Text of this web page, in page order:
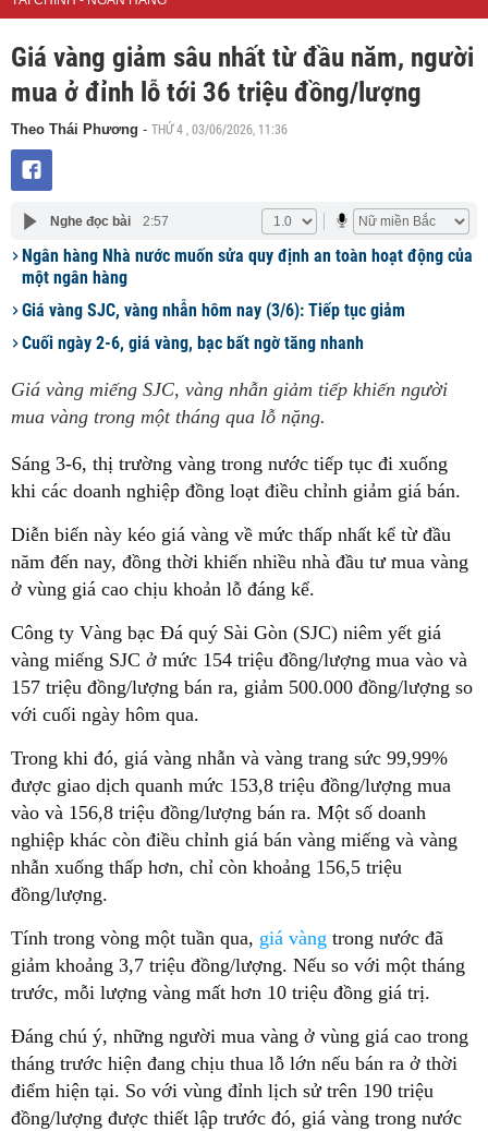
Giá vàng giảm sâu nhất từ đầu năm, người
mua ở đỉnh lỗ tới 36 triệu đồng/lượng
Theo Thái Phương - THỨ 4 , 03/06/2026, 11:36
Nghe đọc bài 2:57
Ngân hàng Nhà nước muốn sửa quy định an toàn hoạt động của
một ngân hàng
Giá vàng SJC, vàng nhẫn hôm nay (3/6): Tiếp tục giảm
Cuối ngày 2-6, giá vàng, bạc bất ngờ tăng nhanh
Giá vàng miếng SJC, vàng nhẫn giảm tiếp khiến người
mua vàng trong một tháng qua lỗ nặng.
Sáng 3-6, thị trường vàng trong nước tiếp tục đi xuống
khi các doanh nghiệp đồng loạt điều chỉnh giảm giá bán.
Diễn biến này kéo giá vàng về mức thấp nhất kể từ đầu
năm đến nay, đồng thời khiến nhiều nhà đầu tư mua vàng
ở vùng giá cao chịu khoản lỗ đáng kể.
Công ty Vàng bạc Đá quý Sài Gòn (SJC) niêm yết giá
vàng miếng SJC ở mức 154 triệu đồng/lượng mua vào và
157 triệu đồng/lượng bán ra, giảm 500.000 đồng/lượng so
với cuối ngày hôm qua.
Trong khi đó, giá vàng nhẫn và vàng trang sức 99,99%
được giao dịch quanh mức 153,8 triệu đồng/lượng mua
vào và 156,8 triệu đồng/lượng bán ra. Một số doanh
nghiệp khác còn điều chỉnh giá bán vàng miếng và vàng
nhẫn xuống thấp hơn, chỉ còn khoảng 156,5 triệu
đồng/lượng.
Tính trong vòng một tuần qua, giá vàng trong nước đã
giảm khoảng 3,7 triệu đồng/lượng. Nếu so với một tháng
trước, mỗi lượng vàng mất hơn 10 triệu đồng giá trị.
Đáng chú ý, những người mua vàng ở vùng giá cao trong
tháng trước hiện đang chịu thua lỗ lớn nếu bán ra ở thời
điểm hiện tại. So với vùng đỉnh lịch sử trên 190 triệu
đồng/lượng được thiết lập trước đó, giá vàng trong nước